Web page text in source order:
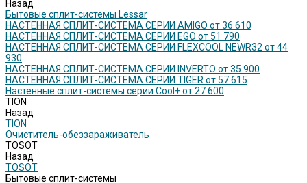
Назад
Бытовые сплит-системы Lessar
НАСТЕННАЯ СПЛИТ-СИСТЕМА СЕРИИ AMIGO от 36 610
НАСТЕННАЯ СПЛИТ-СИСТЕМА СЕРИИ EGO от 51 790
НАСТЕННАЯ СПЛИТ-СИСТЕМА СЕРИИ FLEXCOOL NEWR32 от 44
930
НАСТЕННАЯ СПЛИТ-СИСТЕМА СЕРИИ INVERTO от 35 900
НАСТЕННАЯ СПЛИТ-СИСТЕМА СЕРИИ TIGER от 57 615
Настенные сплит-системы серии Cool+ от 27 600
TION
Назад
TION
Очиститель-обеззараживатель
TOSOT
Назад
TOSOT
Бытовые сплит-системы